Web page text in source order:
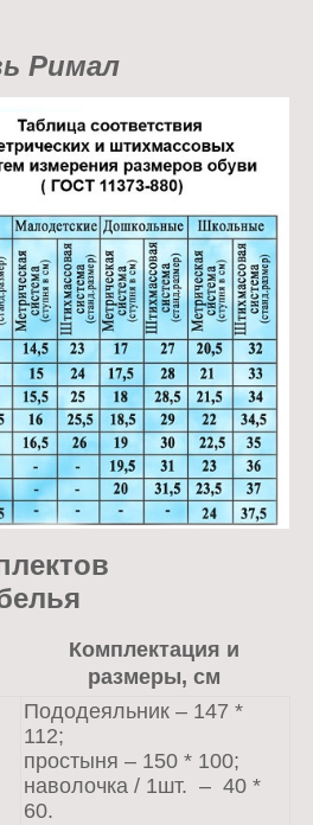
Римал
Комплектация и
размеры, см
Пододеяльник – 147 *
112;
простыня – 150 * 100;
наволочка / 1шт. – 40 *
60.